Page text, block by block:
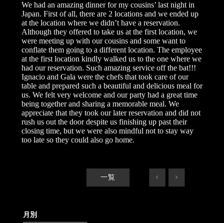
We had an amazing dinner for my cousins’ last night in
Japan. First of all, there are 2 locations and we ended up
at the location where we didn’t have a reservation.
Although they offered to take us at the first location, we
were meeting up with our cousins and some want to
conflate them going to a different location. The employee
at the first location kindly walked us to the one where we
had our reservation. Such amazing service off the bat!!!
Ignacio and Gala were the chefs that took care of our
table and prepared such a beautiful and delicious meal for
us. We felt very welcome and our party had a great time
being together and sharing a memorable meal. We
appreciate that they took our later reservation and did not
rush us out the door despite us finishing up past their
closing time, but we were also mindful not to stay way
too late so they could also go home.
一覧 < >
月別